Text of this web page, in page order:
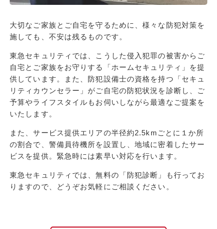
大切なご家族とご自宅を守るために、様々な防犯対策を
施しても、不安は残るものです。
東急セキュリティでは、こうした侵入犯罪の被害からご
自宅とご家族をお守りする「ホームセキュリティ」を提
供しています。また、防犯設備士の資格を持つ「セキュ
リティカウンセラー」がご自宅の防犯状況を診断し、ご
予算やライフスタイルもお伺いしながら最適なご提案を
いたします。
また、サービス提供エリアの半径約2.5kmごとに１か所
の割合で、警備員待機所を設置し、地域に密着したサー
ビスを提供。緊急時には素早い対応を行います。
東急セキュリティでは、無料の「防犯診断」も行ってお
りますので、どうぞお気軽にご相談ください。